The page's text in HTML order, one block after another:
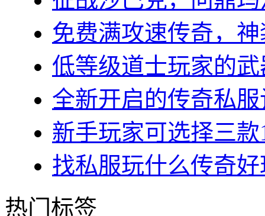
免费满攻速传奇，
低等级道士玩家的
全新开启的传奇私
新手玩家可选择三款
找私服玩什么传奇好
热门标签